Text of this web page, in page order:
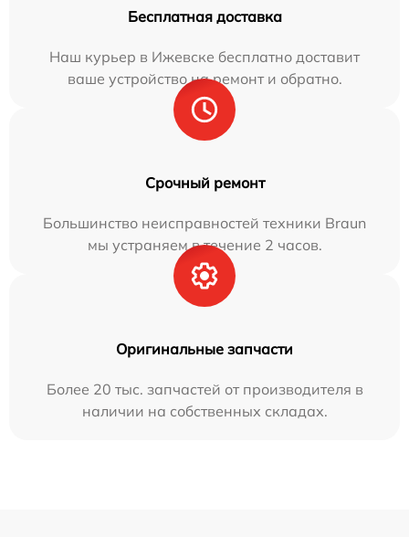
Бесплатная доставка
Наш курьер в Ижевске бесплатно доставит
ваше устройство на ремонт и обратно.
Срочный ремонт
Большинство неисправностей техники Braun
мы устраняем в течение 2 часов.
Оригинальные запчасти
Более 20 тыс. запчастей от производителя в
наличии на собственных складах.